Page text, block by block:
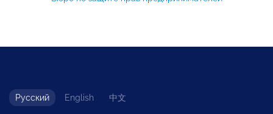
Русский English 中文